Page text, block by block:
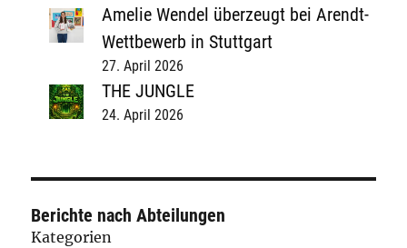
Amelie Wendel überzeugt bei Arendt-
Wettbewerb in Stuttgart
27. April 2026
THE JUNGLE
24. April 2026
Berichte nach Abteilungen
Kategorien